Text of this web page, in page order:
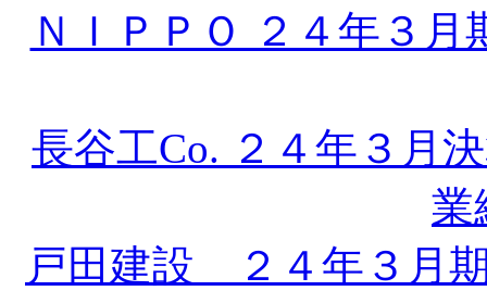
ＮＩＰＰＯ ２４年３
長谷工Co. ２４年３
業
戸田建設 ２４年３月